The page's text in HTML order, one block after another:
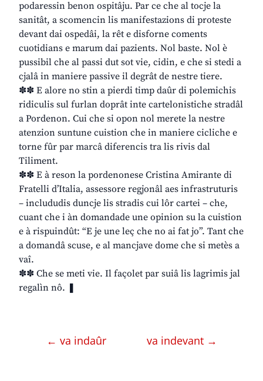
podaressin benon ospitâju. Par ce che al tocje la
sanitât, a scomencin lis manifestazions di proteste
devant dai ospedâi, la rêt e disforne coments
cuotidians e marum dai pazients. Nol baste. Nol è
pussibil che al passi dut sot vie, cidin, e che si stedi a
cjalâ in maniere passive il degrât de nestre tiere.
✽✽ E alore no stin a pierdi timp daûr di polemichis
ridiculis sul furlan doprât inte cartelonistiche stradâl
a Pordenon. Cui che si opon nol merete la nestre
atenzion suntune cuistion che in maniere cicliche e
torne fûr par marcâ diferencis tra lis rivis dal
Tiliment.
✽✽ E à reson la pordenonese Cristina Amirante di
Fratelli d’Italia, assessore regjonâl aes infrastruturis
– includudis duncje lis stradis cui lôr cartei – che,
cuant che i àn domandade une opinion su la cuistion
e à rispuindût: “E je une leç che no ai fat jo”. Tant che
a domandâ scuse, e al mancjave dome che si metès a
vaî.
✽✽ Che se meti vie. Il façolet par suiâ lis lagrimis jal
regalìn nô. ❚
← va indaûr va indevant →